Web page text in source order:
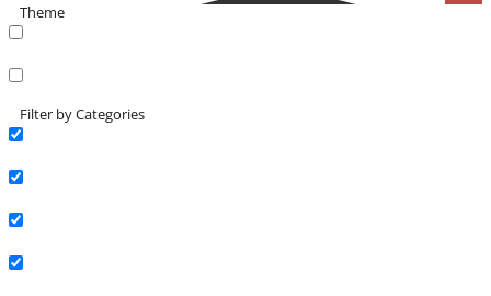
Theme
Filter by Categories